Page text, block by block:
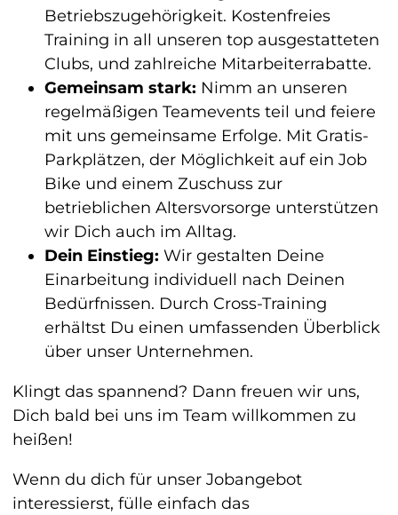
Betriebszugehörigkeit. Kostenfreies
Training in all unseren top ausgestatteten
Clubs, und zahlreiche Mitarbeiterrabatte.
Gemeinsam stark: Nimm an unseren
regelmäßigen Teamevents teil und feiere
mit uns gemeinsame Erfolge. Mit Gratis-
Parkplätzen, der Möglichkeit auf ein Job
Bike und einem Zuschuss zur
betrieblichen Altersvorsorge unterstützen
wir Dich auch im Alltag.
Dein Einstieg: Wir gestalten Deine
Einarbeitung individuell nach Deinen
Bedürfnissen. Durch Cross-Training
erhältst Du einen umfassenden Überblick
über unser Unternehmen.
Klingt das spannend? Dann freuen wir uns,
Dich bald bei uns im Team willkommen zu
heißen!
Wenn du dich für unser Jobangebot
interessierst, fülle einfach das